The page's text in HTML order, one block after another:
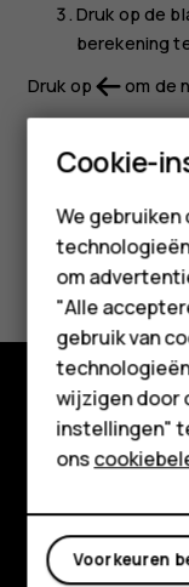
HMD
Voor
Tablets
Shop
Mijn account
Druk op de
berekening
Druk op
om de
Was deze
Ja Nee
Shop
Over ons
Planet and
Klantenservice
Cookie-
We
om
"Alle
gebruik van
wijzigen door
instellingen"
ons
Voorkeuren